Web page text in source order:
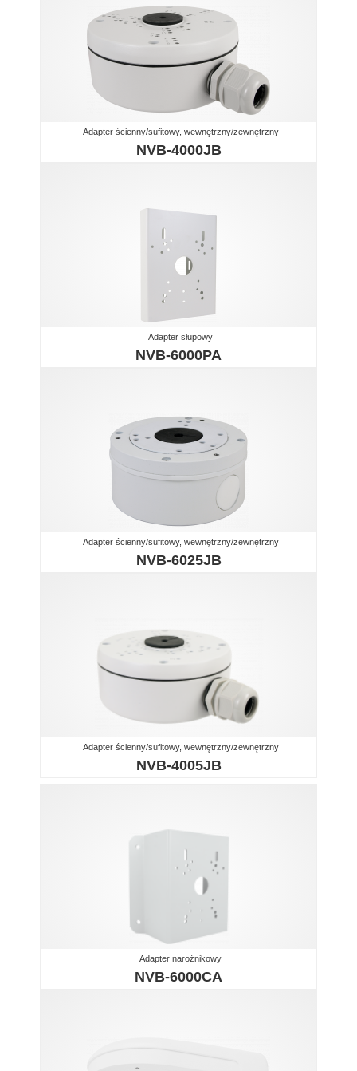
Adapter ścienny/sufitowy, wewnętrzny/zewnętrzny
NVB-4000JB
Adapter słupowy
NVB-6000PA
Adapter ścienny/sufitowy, wewnętrzny/zewnętrzny
NVB-6025JB
Adapter ścienny/sufitowy, wewnętrzny/zewnętrzny
NVB-4005JB
Adapter narożnikowy
NVB-6000CA